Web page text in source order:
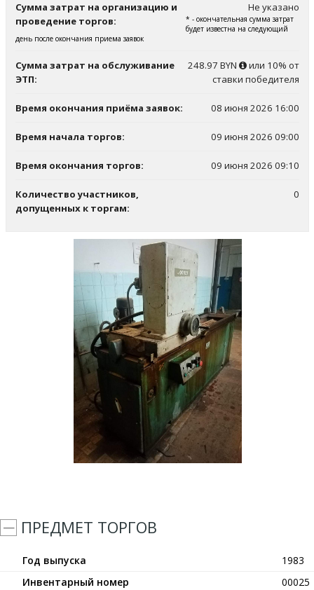
Сумма затрат на организацию и
проведение торгов:
Не указано
* - окончательная сумма затрат
будет известна на следующий
день после окончания приема заявок
Сумма затрат на обслуживание
ЭТП:
248.97 BYN
или 10% от
ставки победителя
Время окончания приёма заявок: 08 июня 2026 16:00
Время начала торгов: 09 июня 2026 09:00
Время окончания торгов: 09 июня 2026 09:10
Количество участников,
допущенных к торгам:
0
ПРЕДМЕТ ТОРГОВ
Год выпуска
1983
Инвентарный номер
00025